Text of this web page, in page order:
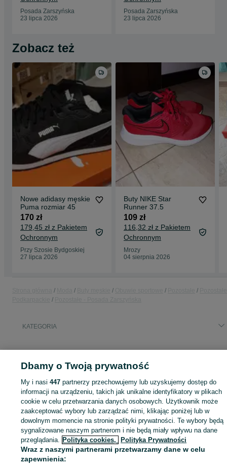
Posada Zarszyńska
23 lipca 2026
Posada Zarszyńska
23 lipca 2026
Zobacz też
Nowe adidasy męskie
Puma rozmiar 45
170 zł
179,45 zł z Pakietem
Ochronnym
Przy Szosie Bydgoskiej
27 lipca 2026
Buty NIKE Star
Runner 37.5
109 zł
116,32 zł z Pakietem
Ochronnym
Mrozy
04 sierpnia 2026
KATEGORIA
Zaloguj się lub załóż konto na OLX, aby skontaktować się z
sprzedającym
Zaloguj się / Załóż konto
Dbamy o Twoją prywatność
My i nasi447 partnerzy przechowujemy lub uzyskujemy dostęp do
informacji na urządzeniu, takich jak unikalne identyfikatory w plikach
cookie w celu przetwarzania danych osobowych. Użytkownik może
zaakceptować wybory lub zarządzać nimi, klikając poniżej lub w
dowolnym momencie na stronie polityki prywatności. Te wybory będą
sygnalizowane naszym partnerom i nie będą miały wpływu na dane
przeglądania. Polityka cookies, Polityka Prywatności
Wraz z naszymi partnerami przetwarzamy dane w celu
zapewnienia: